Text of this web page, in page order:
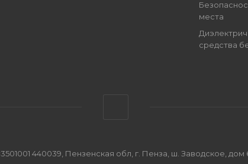
места
средства
440039, Пензенская обл, г. Пенза, ш. Заводское, дом